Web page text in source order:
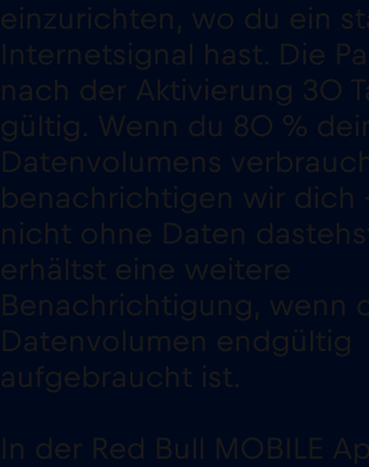
einzurichten, wo du ein
Internetsignal hast. Die
nach der Aktivierung 30
gültig. Wenn du 80 %
Datenvolumens
benachrichtigen wir dich
nicht ohne Daten
erhältst eine weitere
Benachrichtigung, wenn
Datenvolumen endgültig
aufgebraucht ist.
In der Red Bull MOBILE